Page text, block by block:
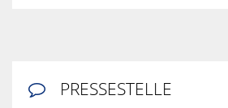
 PRESSESTELLE